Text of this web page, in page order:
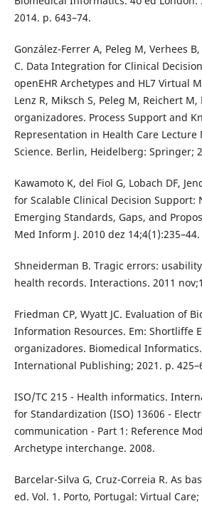
2014. p. 643–74.
González-Ferrer A, Peleg M, Verhees
C. Data Integration for Clinical
openEHR Archetypes and HL7 Virtual
Lenz R, Miksch S, Peleg M, Reichert M,
organizadores. Process Support and
Representation in Health Care
Science. Berlin, Heidelberg: Springer;
Kawamoto K, del Fiol G, Lobach DF,
for Scalable Clinical Decision Support:
Emerging Standards, Gaps, and
Med Inform J. 2010 dez 14;4(1):235–44.
Shneiderman B. Tragic errors:
health records. Interactions. 2011
Friedman CP, Wyatt JC. Evaluation of
Information Resources. Em: Shortliffe
organizadores. Biomedical
International Publishing; 2021. p.
ISO/TC 215 - Health informatics.
for Standardization (ISO) 13606 -
communication - Part 1: Reference
Archetype interchange. 2008.
Barcelar-Silva G, Cruz-Correia R. As
ed. Vol. 1. Porto, Portugal: Virtual Care;